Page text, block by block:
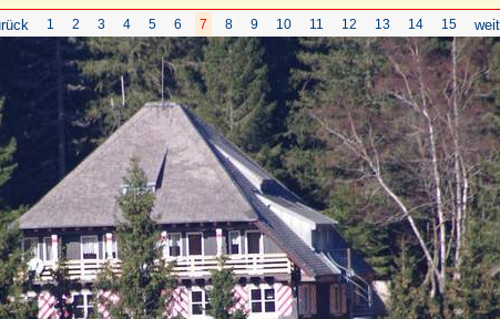
1 2 3 4 5 6 7 8 9 10 11 12 13 14 15